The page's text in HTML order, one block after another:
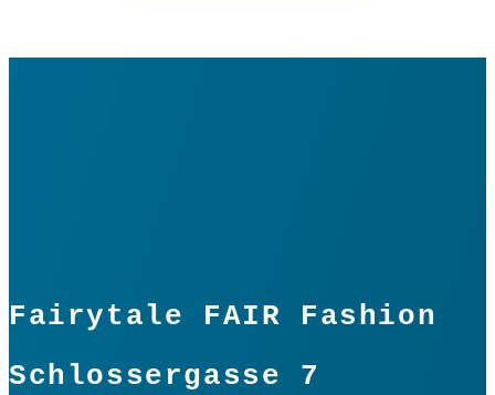
Fairytale FAIR Fashion
Schlossergasse 7